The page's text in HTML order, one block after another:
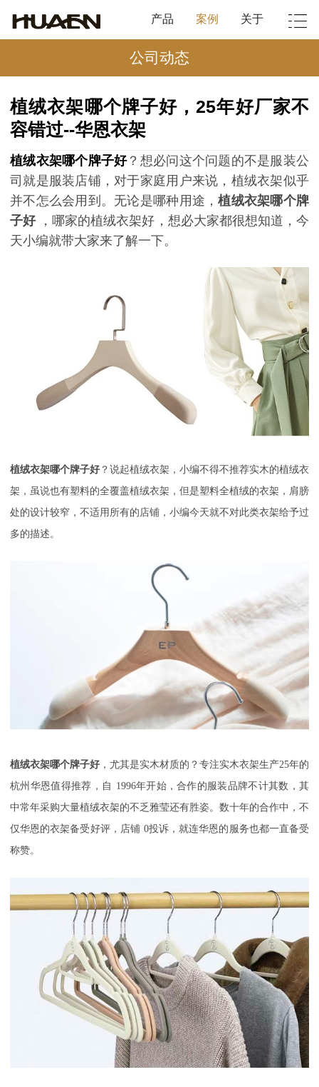
产品 案例 关于
公司动态
植绒衣架哪个牌子好，25年好厂家不
容错过--华恩衣架
植绒衣架哪个牌子好？想必问这个问题的不是服装公
司就是服装店铺，对于家庭用户来说，植绒衣架似乎
并不怎么会用到。无论是哪种用途，植绒衣架哪个牌
子好
，哪家的植绒衣架好，想必大家都很想知道，今
天小编就带大家来了解一下。
植绒衣架哪个牌子好 ？说起植绒衣架，小编不得不推荐实木的植绒衣
架，虽说也有塑料的全覆盖植绒衣架，但是塑料全植绒的衣架，肩膀
处的设计较窄，不适用所有的店铺，小编今天就不对此类衣架给予过
多的描述。
植绒衣架哪个牌子好 ，尤其是实木材质的？专注实木衣架生产25年的
杭州华恩值得推荐，自 1996年开始，合作的服装品牌不计其数，其
中常年采购大量植绒衣架的不乏雅莹还有胜姿。数十年的合作中，不
仅华恩的衣架备受好评，店铺 0投诉，就连华恩的服务也都一直备受
称赞。